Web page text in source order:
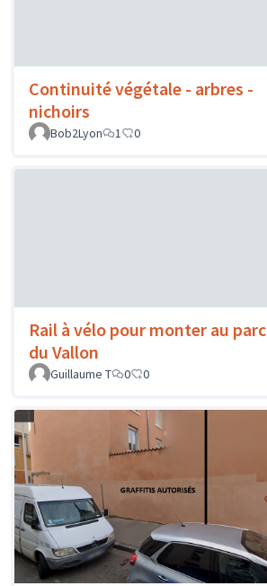
Continuité végétale - arbres -
nichoirs
Bob2Lyon
1 0
Rail à vélo pour monter au parc
du Vallon
Guillaume T
0 0